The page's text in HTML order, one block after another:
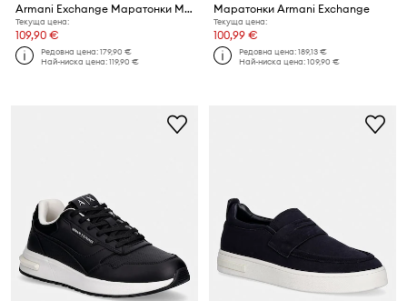
Armani Exchange Маратонки Мъжки
Текуща цена:
109,90 €
Редовна цена:179,90 €
Най-ниска цена:119,90 €
Маратонки Armani Exchange
Текуща цена:
100,99 €
Редовна цена:189,13 €
Най-ниска цена:109,90 €